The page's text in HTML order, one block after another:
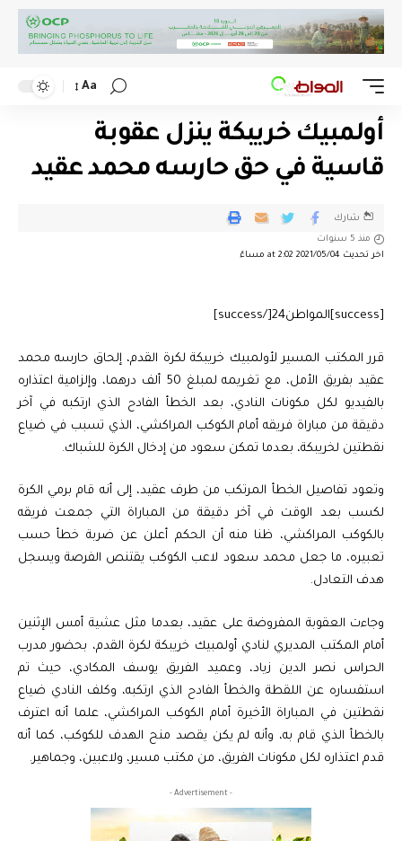
Aa
أولمبيك خريبكة ينزل عقوبة
قاسية في حق حارسه محمد عقيد
اخر تحديث 2021/05/04 at 2:02 مساءً
منذ 5 سنوات
شارك
[success]المواطن24[/success]
قرر المكتب المسير لأولمبيك خريبكة لكرة القدم، إلحاق حارسه محمد
عقيد بفريق الأمل، مع تغريمه لمبلغ 50 ألف درهما، وإلزامية اعتذاره
بالفيديو لكل مكونات النادي، بعد الخطأ الفادح الذي ارتكبه في آخر
دقيقة من مباراة فريقه أمام الكوكب المراكشي، الذي تسبب في ضياع
نقطتين لخريبكة، بعدما تمكن سعود من إدخال الكرة للشباك.
وتعود تفاصيل الخطأ المرتكب من طرف عقيد، إلى أنه قام برمي الكرة
لكسب بعد الوقت في آخر دقيقة من المباراة التي جمعت فريقه
بالكوكب المراكشي، ظنا منه أن الحكم أعلن عن ضربة خطأ حسب
تعبيره، ما جعل محمد سعود لاعب الكوكب يقتنص الفرصة ويسجل
هدف التعادل.
وجاءت العقوبة المفروضة على عقيد، بعدما مثل عشية أمس الإثنين
أمام المكتب المديري لنادي أولمبيك خريبكة لكرة القدم، بحضور مدرب
الحراس نصر الدين زياد، وعميد الفريق يوسف المكادي، حيث تم
استفساره عن اللقطة والخطأ الفادح الذي ارتكبه، وكلف النادي ضياع
نقطتين في المباراة الأخيرة أمام الكوكب المراكشي، علما أنه اعترف
بالخطأ الذي قام به، وأنه لم يكن يقصد منح الهدف للكوكب، كما أنه
قدم اعتذاره لكل مكونات الفريق، من مكتب مسير، ولاعبين، وجماهير.
- Advertisement -